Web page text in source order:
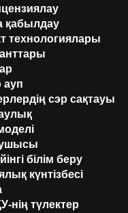
қабылдау
технологиялары
ауп
сэр сақтауы
білім беру
күнтізбесі
нің түлектер